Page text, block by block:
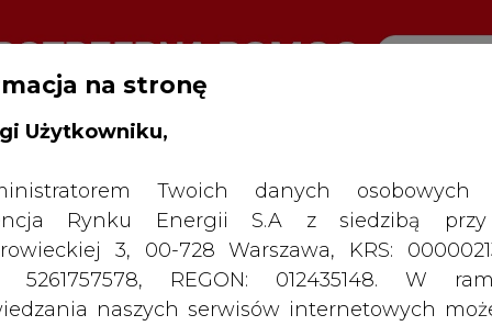
na stronę
Użytkowniku,
Twoich danych osobowych
Rynku Energii S.A z siedzibą
3, 00-728 Warszawa, KRS:
5261757578, REGON: 012435148. W
naszych serwisów internetowych